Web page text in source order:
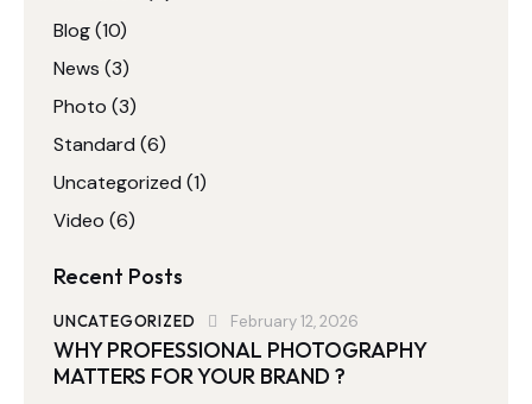
Blog(10)
News (3)
Photo (3)
Standard (6)
Uncategorized (1)
Video (6)
Recent Posts
UNCATEGORIZED February 12, 2026
WHY PROFESSIONAL PHOTOGRAPHY
MATTERS FOR YOUR BRAND ?